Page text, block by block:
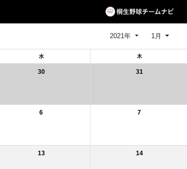
2021年 1月
水 木
30 31
6 7
13 14